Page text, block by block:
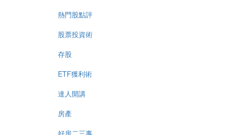
熱門股點評
股票投資術
存股
ETF獲利術
達人開講
房產
好房二三事